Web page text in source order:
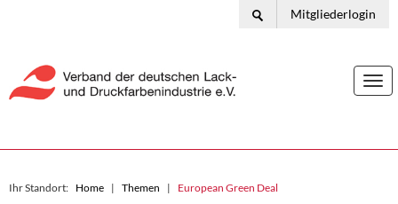
Mitgliederlogin
Ihr Standort: Home Themen European Green Deal